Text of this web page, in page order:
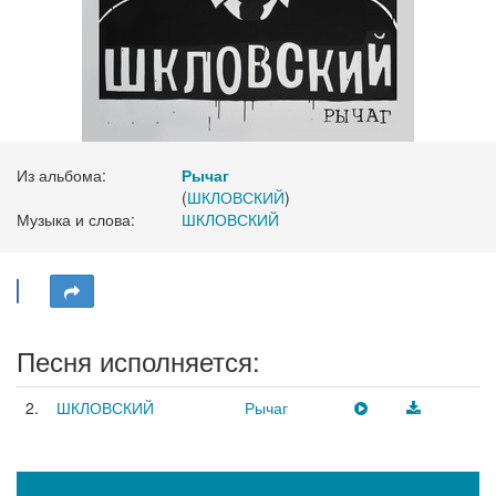
Из альбома:
Рычаг
(ШКЛОВСКИЙ)
Музыка и слова:
ШКЛОВСКИЙ
Песня исполняется:
2. ШКЛОВСКИЙ Рычаг